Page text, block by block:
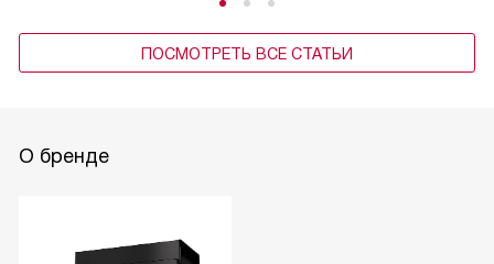
ПОСМОТРЕТЬ ВСЕ СТАТЬИ
О бренде